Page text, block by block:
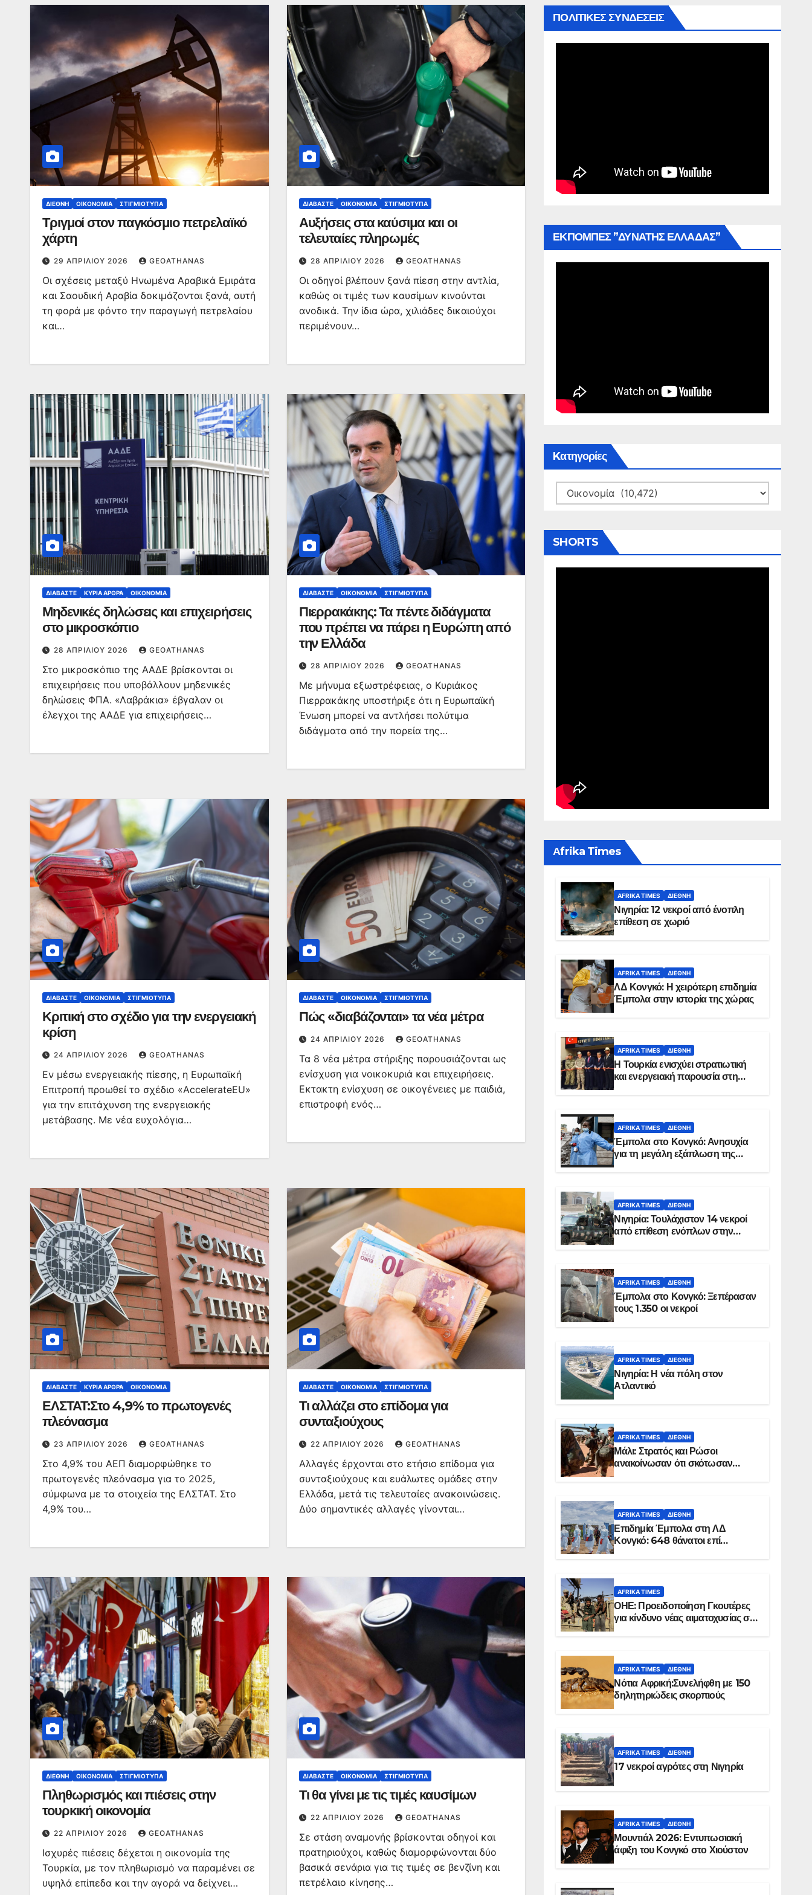
ΔΙΕΘΝΉ ΟΙΚΟΝΟΜΊΑ ΣΤΙΓΜΙΌΤΥΠΑ
Τριγμοί στον παγκόσμιο πετρελαϊκό
χάρτη
29 ΑΠΡΙΛΊΟΥ 2026 GEOATHANAS
Οι σχέσεις μεταξύ Ηνωμένα Αραβικά Εμιράτα
και Σαουδική Αραβία δοκιμάζονται ξανά, αυτή
τη φορά με φόντο την παραγωγή πετρελαίου
και…
ΔΙΑΒΆΣΤΕ ΟΙΚΟΝΟΜΊΑ ΣΤΙΓΜΙΌΤΥΠΑ
Αυξήσεις στα καύσιμα και οι
τελευταίες πληρωμές
28 ΑΠΡΙΛΊΟΥ 2026 GEOATHANAS
Οι οδηγοί βλέπουν ξανά πίεση στην αντλία,
καθώς οι τιμές των καυσίμων κινούνται
ανοδικά. Την ίδια ώρα, χιλιάδες δικαιούχοι
περιμένουν…
ΔΙΑΒΆΣΤΕ ΚΥΡΙΑ ΑΡΘΡΑ ΟΙΚΟΝΟΜΊΑ
Μηδενικές δηλώσεις και επιχειρήσεις
στο μικροσκόπιο
28 ΑΠΡΙΛΊΟΥ 2026 GEOATHANAS
Στο μικροσκόπιο της ΑΑΔΕ βρίσκονται οι
επιχειρήσεις που υποβάλλουν μηδενικές
δηλώσεις ΦΠΑ. «Λαβράκια» έβγαλαν οι
έλεγχοι της ΑΑΔΕ για επιχειρήσεις…
ΔΙΑΒΆΣΤΕ ΟΙΚΟΝΟΜΊΑ ΣΤΙΓΜΙΌΤΥΠΑ
Πιερρακάκης: Τα πέντε διδάγματα
που πρέπει να πάρει η Ευρώπη από
την Ελλάδα
28 ΑΠΡΙΛΊΟΥ 2026 GEOATHANAS
Με μήνυμα εξωστρέφειας, ο Κυριάκος
Πιερρακάκης υποστήριξε ότι η Ευρωπαϊκή
Ένωση μπορεί να αντλήσει πολύτιμα
διδάγματα από την πορεία της…
ΔΙΑΒΆΣΤΕ ΟΙΚΟΝΟΜΊΑ ΣΤΙΓΜΙΌΤΥΠΑ
Κριτική στο σχέδιο για την ενεργειακή
κρίση
24 ΑΠΡΙΛΊΟΥ 2026 GEOATHANAS
Εν μέσω ενεργειακής πίεσης, η Ευρωπαϊκή
Επιτροπή προωθεί το σχέδιο «AccelerateEU»
για την επιτάχυνση της ενεργειακής
μετάβασης. Με νέα ευχολόγια…
ΔΙΑΒΆΣΤΕ ΟΙΚΟΝΟΜΊΑ ΣΤΙΓΜΙΌΤΥΠΑ
Πώς «διαβάζονται» τα νέα μέτρα
24 ΑΠΡΙΛΊΟΥ 2026 GEOATHANAS
Τα 8 νέα μέτρα στήριξης παρουσιάζονται ως
ενίσχυση για νοικοκυριά και επιχειρήσεις.
Εκτακτη ενίσχυση σε οικογένειες με παιδιά,
επιστροφή ενός…
ΔΙΑΒΆΣΤΕ ΚΥΡΙΑ ΑΡΘΡΑ ΟΙΚΟΝΟΜΊΑ
ΕΛΣΤΑΤ:Στο 4,9% το πρωτογενές
πλεόνασμα
23 ΑΠΡΙΛΊΟΥ 2026 GEOATHANAS
Στο 4,9% του ΑΕΠ διαμορφώθηκε το
πρωτογενές πλεόνασμα για το 2025,
σύμφωνα με τα στοιχεία της ΕΛΣΤΑΤ. Στο
4,9% του…
ΔΙΑΒΆΣΤΕ ΟΙΚΟΝΟΜΊΑ ΣΤΙΓΜΙΌΤΥΠΑ
Τι αλλάζει στο επίδομα για
συνταξιούχους
22 ΑΠΡΙΛΊΟΥ 2026 GEOATHANAS
Αλλαγές έρχονται στο ετήσιο επίδομα για
συνταξιούχους και ευάλωτες ομάδες στην
Ελλάδα, μετά τις τελευταίες ανακοινώσεις.
Δύο σημαντικές αλλαγές γίνονται…
ΔΙΕΘΝΉ ΟΙΚΟΝΟΜΊΑ ΣΤΙΓΜΙΌΤΥΠΑ
Πληθωρισμός και πιέσεις στην
τουρκική οικονομία
22 ΑΠΡΙΛΊΟΥ 2026 GEOATHANAS
Ισχυρές πιέσεις δέχεται η οικονομία της
Τουρκία, με τον πληθωρισμό να παραμένει σε
υψηλά επίπεδα και την αγορά να δείχνει…
ΔΙΑΒΆΣΤΕ ΟΙΚΟΝΟΜΊΑ ΣΤΙΓΜΙΌΤΥΠΑ
Τι θα γίνει με τις τιμές καυσίμων
22 ΑΠΡΙΛΊΟΥ 2026 GEOATHANAS
Σε στάση αναμονής βρίσκονται οδηγοί και
πρατηριούχοι, καθώς διαμορφώνονται δύο
βασικά σενάρια για τις τιμές σε βενζίνη και
πετρέλαιο κίνησης…
ΠΟΛΙΤΙΚΕΣ ΣΥΝΔΕΣΕΙΣ
ΕΚΠΟΜΠΕΣ ”ΔΥΝΑΤΗΣ ΕΛΛΑΔΑΣ”
Kατηγορίες
Kατηγορίες
SHORTS
Αfrika Times
AFRIKA TIMES ΔΙΕΘΝΉ
Νιγηρία: 12 νεκροί από ένοπλη
επίθεση σε χωριό
AFRIKA TIMES ΔΙΕΘΝΉ
ΛΔ Κονγκό: Η χειρότερη επιδημία
Έμπολα στην ιστορία της χώρας
AFRIKA TIMES ΔΙΕΘΝΉ
Η Τουρκία ενισχύει στρατιωτική
και ενεργειακή παρουσία στη
AFRIKA TIMES ΔΙΕΘΝΉ
Έμπολα στο Κονγκό: Ανησυχία
για τη μεγάλη εξάπλωση της
AFRIKA TIMES ΔΙΕΘΝΉ
Νιγηρία: Τουλάχιστον 14 νεκροί
από επίθεση ενόπλων στην
AFRIKA TIMES ΔΙΕΘΝΉ
Έμπολα στο Κονγκό: Ξεπέρασαν
τους 1.350 οι νεκροί
AFRIKA TIMES ΔΙΕΘΝΉ
Νιγηρία: Η νέα πόλη στον
Ατλαντικό
AFRIKA TIMES ΔΙΕΘΝΉ
Μάλι: Στρατός και Ρώσοι
ανακοίνωσαν ότι σκότωσαν
AFRIKA TIMES ΔΙΕΘΝΉ
Επιδημία Έμπολα στη ΛΔ
Κονγκό: 648 θάνατοι επί
AFRIKA TIMES
ΟΗΕ: Προειδοποίηση Γκουτέρες
για κίνδυνο νέας αιματοχυσίας στο
AFRIKA TIMES ΔΙΕΘΝΉ
Νότια Αφρική:Συνελήφθη με 150
δηλητηριώδεις σκορπιούς
AFRIKA TIMES ΔΙΕΘΝΉ
17 νεκροί αγρότες στη Νιγηρία
AFRIKA TIMES ΔΙΕΘΝΉ
Μουντιάλ 2026: Εντυπωσιακή
άφιξη του Κονγκό στο Χιούστον